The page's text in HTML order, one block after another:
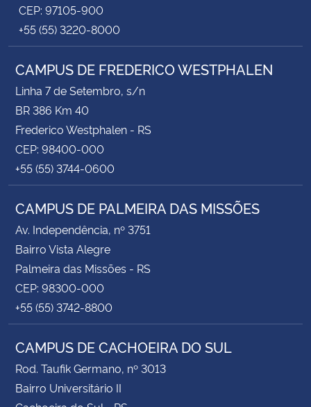
CEP: 97105-900
+55 (55) 3220-8000
CAMPUS DE FREDERICO WESTPHALEN
Linha 7 de Setembro, s/n
BR 386 Km 40
Frederico Westphalen - RS
CEP: 98400-000
+55 (55) 3744-0600
CAMPUS DE PALMEIRA DAS MISSÕES
Av. Independência, nº 3751
Bairro Vista Alegre
Palmeira das Missões - RS
CEP: 98300-000
+55 (55) 3742-8800
CAMPUS DE CACHOEIRA DO SUL
Rod. Taufik Germano, nº 3013
Bairro Universitário II